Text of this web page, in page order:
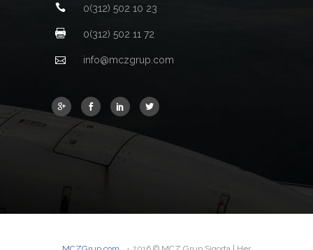
0(312) 502 10 23
0(312) 502 11 72
info@mczgrup.com